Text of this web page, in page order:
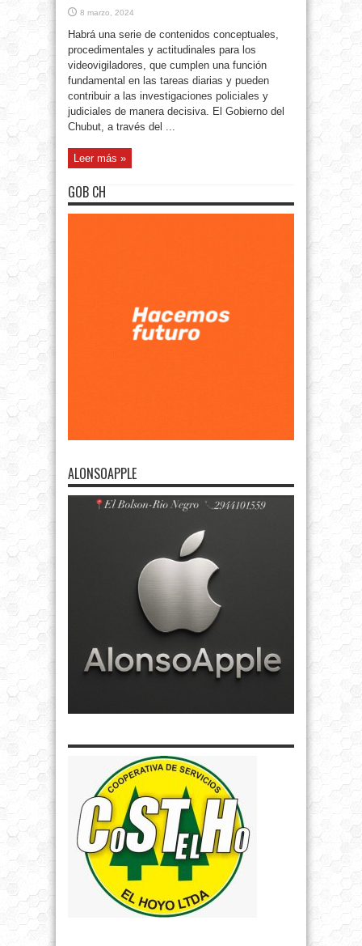
8 marzo, 2024
Habrá una serie de contenidos conceptuales,
procedimentales y actitudinales para los
videovigiladores, que cumplen una función
fundamental en las tareas diarias y pueden
contribuir a las investigaciones policiales y
judiciales de manera decisiva. El Gobierno del
Chubut, a través del ...
Leer más »
GOB CH
ALONSOAPPLE